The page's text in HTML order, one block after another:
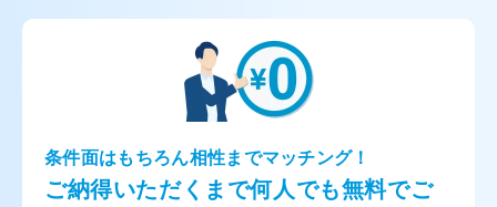
条件面はもちろん相性までマッチング！
ご納得いただくまで何人でも無料でご